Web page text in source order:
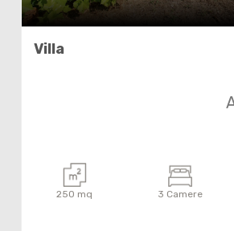
Villa
250 mq 3 Camere